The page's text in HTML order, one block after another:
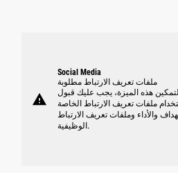
warning
Social Media
ملفات تعريف الارتباط مطلوبة
لتمكين هذه الميزة، يجب عليك قبول
ملفات تعريف الارتباط الخاصة
والأداء وملفات تعريف الارتباط
الوظيفية.